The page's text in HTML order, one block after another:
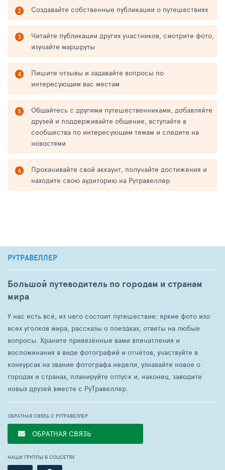
Создавайте собственные публикации о путешествиях
Читайте публикации других участников, смотрите фото,
изучайте маршруты
Пишите отзывы и задавайте вопросы по
интересующим вас местам
Общайтесь с другими путешественниками, добавляйте
друзей и поддерживайте общение, вступайте в
сообщества по интересующим темам и следите на
новостями
Прокачивайте свой аккаунт, получайте достижения и
находите свою аудиторию на Рутравеллер
РУТРАВЕЛЛЕР
Большой путеводитель по городам и странам
мира
У нас есть всё, из чего состоит путешествие: яркие фото изо
всех уголков мира, рассказы о поездках, ответы на любые
вопросы. Храните привезённые вами впечатления и
воспоминания в виде фотографий и отчётов, участвуйте в
конкурсах на звание фотографа недели, узнавайте новое о
городах и странах, планируйте отпуск и, наконец, заводите
новых друзей вместе с РуТравеллер.
ОБРАТНАЯ СВЯЗЬ С РУТРАВЕЛЛЕР
ОБРАТНАЯ СВЯЗЬ
НАШИ ГРУППЫ В СОЦСЕТЯХ